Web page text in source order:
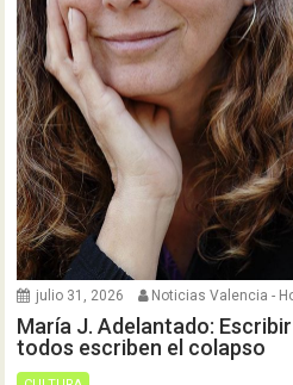
julio 31, 2026 Noticias Valencia -
María J. Adelantado: Escribir
todos escriben el colapso